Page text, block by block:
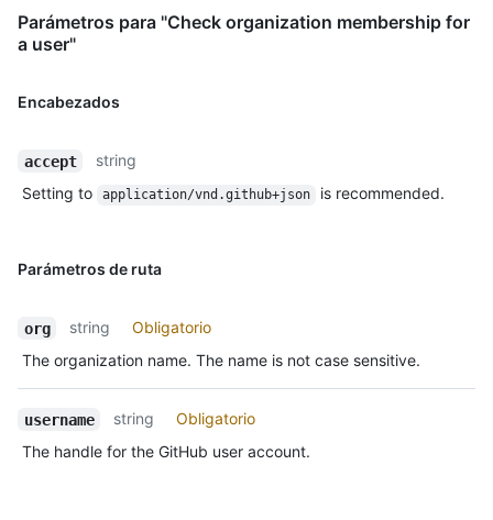
Parámetros para "Check organization membership for
a user"
Encabezados
accept
string
Setting to
application/vnd.github+json is recommended.
Parámetros de ruta
org string
Obligatorio
The organization name. The name is not case sensitive.
username string
Obligatorio
The handle for the GitHub user account.